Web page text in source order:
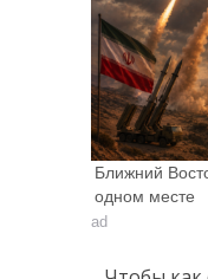
Ближний
одном месте
ad